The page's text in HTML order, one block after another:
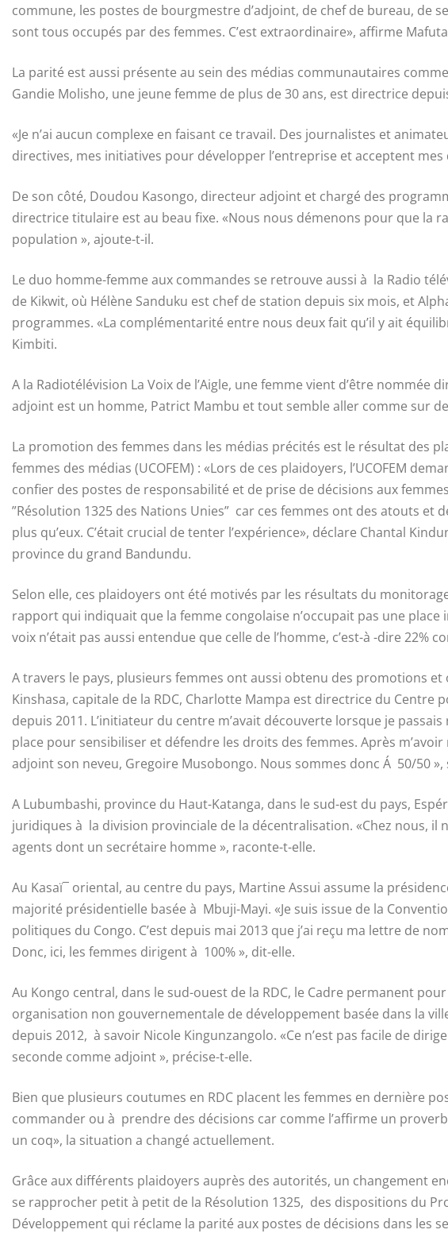
commune, les postes de bourgmestre d’adjoint, de chef de bureau, de
sont tous occupés par des femmes. C’est extraordinaire», affirme
La parité est aussi présente au sein des médias communautaires
Gandie Molisho, une jeune femme de plus de 30 ans, est directrice
«Je n’ai aucun complexe en faisant ce travail. Des journalistes et
directives, mes initiatives pour développer l’entreprise et acceptent mes
De son côté, Doudou Kasongo, directeur adjoint et chargé des
directrice titulaire est au beau fixe. «Nous nous démenons pour que la
population », ajoute-t-il.
Le duo homme-femme aux commandes se retrouve aussi à la Radio
de Kikwit, où Hélène Sanduku est chef de station depuis six mois, et
programmes. «La complémentarité entre nous deux fait qu’il y ait
Kimbiti.
A la Radiotélévision La Voix de l’Aigle, une femme vient d’être nommée
adjoint est un homme, Patrict Mambu et tout semble aller comme sur
La promotion des femmes dans les médias précités est le résultat des
femmes des médias (UCOFEM) : «Lors de ces plaidoyers, l’UCOFEM
confier des postes de responsabilité et de prise de décisions aux
”Résolution 1325 des Nations Unies” car ces femmes ont des atouts et
plus qu’eux. C’était crucial de tenter l’expérience», déclare Chantal
province du grand Bandundu.
Selon elle, ces plaidoyers ont été motivés par les résultats du
rapport qui indiquait que la femme congolaise n’occupait pas une
voix n’était pas aussi entendue que celle de l’homme, c’est-à -dire 22%
A travers le pays, plusieurs femmes ont aussi obtenu des promotions
Kinshasa, capitale de la RDC, Charlotte Mampa est directrice du Centre
depuis 2011. L’initiateur du centre m’avait découverte lorsque je
place pour sensibiliser et défendre les droits des femmes. Après
adjoint son neveu, Gregoire Musobongo. Nous sommes donc Á 50/50 »,
A Lubumbashi, province du Haut-Katanga, dans le sud-est du pays,
juridiques à la division provinciale de la décentralisation. «Chez nous, il
agents dont un secrétaire homme », raconte-t-elle.
Au Kasaï¯ oriental, au centre du pays, Martine Assui assume la
majorité présidentielle basée à Mbuji-Mayi. «Je suis issue de la
politiques du Congo. C’est depuis mai 2013 que j’ai reçu ma lettre de
Donc, ici, les femmes dirigent à 100% », dit-elle.
Au Kongo central, dans le sud-ouest de la RDC, le Cadre permanent
organisation non gouvernementale de développement basée dans la
depuis 2012, à savoir Nicole Kingunzangolo. «Ce n’est pas facile de
seconde comme adjoint », précise-t-elle.
Bien que plusieurs coutumes en RDC placent les femmes en dernière
commander ou à prendre des décisions car comme l’affirme un
un coq», la situation a changé actuellement.
Grâce aux différents plaidoyers auprès des autorités, un changement
se rapprocher petit à petit de la Résolution 1325, des dispositions du
Développement qui réclame la parité aux postes de décisions dans les